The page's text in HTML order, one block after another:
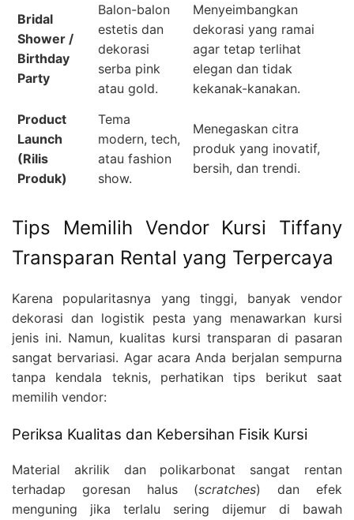
Bridal
Shower /
Birthday
Party
Balon-balon
estetis dan
dekorasi
serba pink
atau gold.
Menyeimbangkan
dekorasi yang ramai
agar tetap terlihat
elegan dan tidak
kekanak-kanakan.
Product
Launch
(Rilis
Produk)
Tema
modern, tech,
atau fashion
show.
Menegaskan citra
produk yang inovatif,
bersih, dan trendi.
Tips Memilih Vendor Kursi Tiffany
Transparan Rental yang Terpercaya
Karena popularitasnya yang tinggi, banyak vendor
dekorasi dan logistik pesta yang menawarkan kursi
jenis ini. Namun, kualitas kursi transparan di pasaran
sangat bervariasi. Agar acara Anda berjalan sempurna
tanpa kendala teknis, perhatikan tips berikut saat
memilih vendor:
Periksa Kualitas dan Kebersihan Fisik Kursi
Material akrilik dan polikarbonat sangat rentan
terhadap goresan halus (scratches) dan efek
menguning jika terlalu sering dijemur di bawah